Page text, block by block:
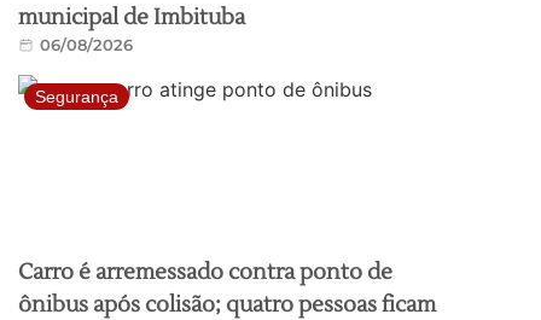
municipal de Imbituba
06/08/2026
Segurança
Carro é arremessado contra ponto de
ônibus após colisão; quatro pessoas ficam